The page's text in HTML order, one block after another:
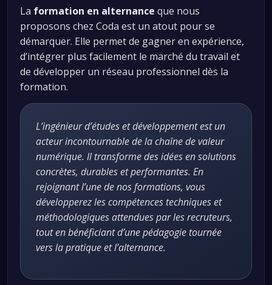
La formation en alternance que nous
proposons chez Coda est un atout pour se
démarquer. Elle permet de gagner en expérience,
d’intégrer plus facilement le marché du travail et
de développer un réseau professionnel dès la
formation.
L’ingénieur d’études et développement est un
acteur incontournable de la chaîne de valeur
numérique. Il transforme des idées en solutions
concrètes, durables et performantes. En
rejoignant l’une de nos formations, vous
développerez les compétences techniques et
méthodologiques attendues par les recruteurs,
tout en bénéficiant d’une pédagogie tournée
vers la pratique et l’alternance.